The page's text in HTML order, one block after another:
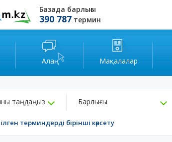
Базада барлығы
390 787 термин
Алаң Мақалалар
таңдаңыз Барлығы
терминдерді бірінші көрсету